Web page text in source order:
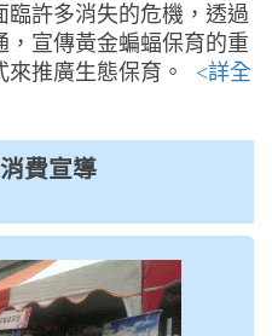
臨許多消失的危機，透過
，宣傳黃金蝙蝠保育的重
來推廣生態保育。 <詳全
費宣導